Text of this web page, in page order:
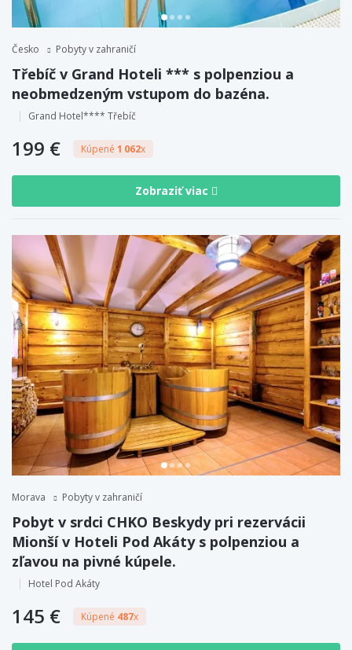
Česko Pobyty v zahraničí
Třebíč v Grand Hoteli *** s polpenziou a
neobmedzeným vstupom do bazéna.
Grand Hotel**** Třebíč
199 € Kúpené 1 062x
Zobraziť viac
Morava Pobyty v zahraničí
Pobyt v srdci CHKO Beskydy pri rezervácii
Mionší v Hoteli Pod Akáty s polpenziou a
zľavou na pivné kúpele.
Hotel Pod Akáty
145 € Kúpené 487x